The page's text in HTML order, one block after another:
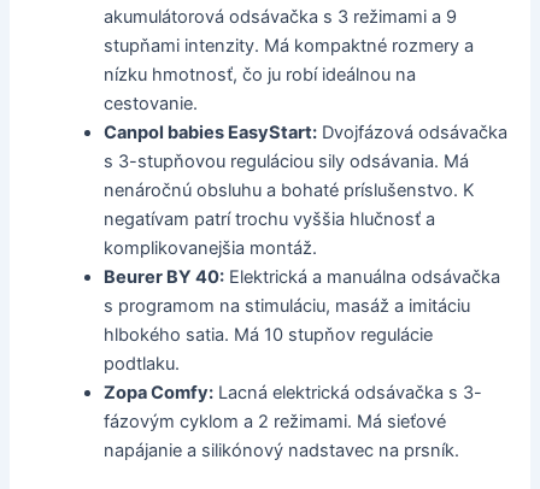
akumulátorová odsávačka s 3 režimami a 9
stupňami intenzity. Má kompaktné rozmery a
nízku hmotnosť, čo ju robí ideálnou na
cestovanie.
Canpol babies EasyStart: Dvojfázová odsávačka
s 3-stupňovou reguláciou sily odsávania. Má
nenáročnú obsluhu a bohaté príslušenstvo. K
negatívam patrí trochu vyššia hlučnosť a
komplikovanejšia montáž.
Beurer BY 40: Elektrická a manuálna odsávačka
s programom na stimuláciu, masáž a imitáciu
hlbokého satia. Má 10 stupňov regulácie
podtlaku.
Zopa Comfy: Lacná elektrická odsávačka s 3-
fázovým cyklom a 2 režimami. Má sieťové
napájanie a silikónový nadstavec na prsník.